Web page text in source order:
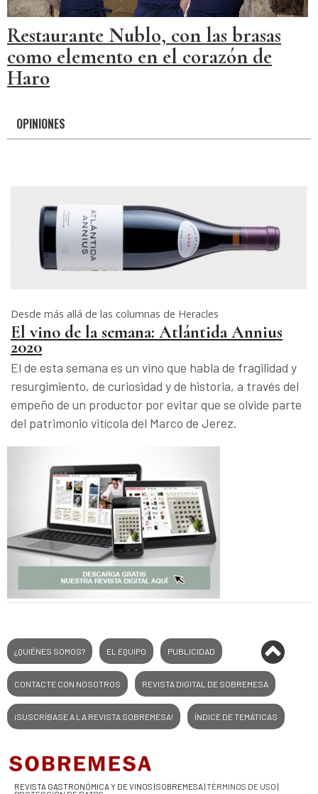
Restaurante Nublo, con las brasas
como elemento en el corazón de
Haro
OPINIONES
Desde más allá de las columnas de Heracles
El vino de la semana: Atlántida Annius
2020
El de esta semana es un vino que habla de fragilidad y
resurgimiento, de curiosidad y de historia, a través del
empeño de un productor por evitar que se olvide parte
del patrimonio vitícola del Marco de Jerez.
¿QUIÉNES SOMOS? EL EQUIPO PUBLICIDAD
CONTACTE CON NOSOTROS REVISTA DIGITAL DE SOBREMESA
¡SUSCRÍBASE A LA REVISTA SOBREMESA! ÍNDICE DE TEMÁTICAS
REVISTA GASTRONÓMICA Y DE VINOS | SOBREMESA |TÉRMINOS DE USO |